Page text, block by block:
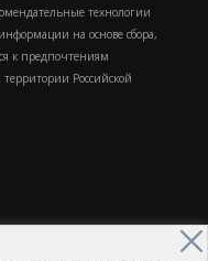
технологии
на основе сбора,
к предпочтениям
Российской